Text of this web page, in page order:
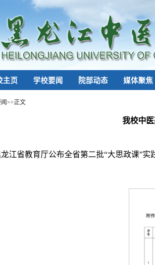
主页 学校要闻 院部动态 媒体聚焦
>>正文
我校中
江省教育厅公布全省第二批“大思政课”